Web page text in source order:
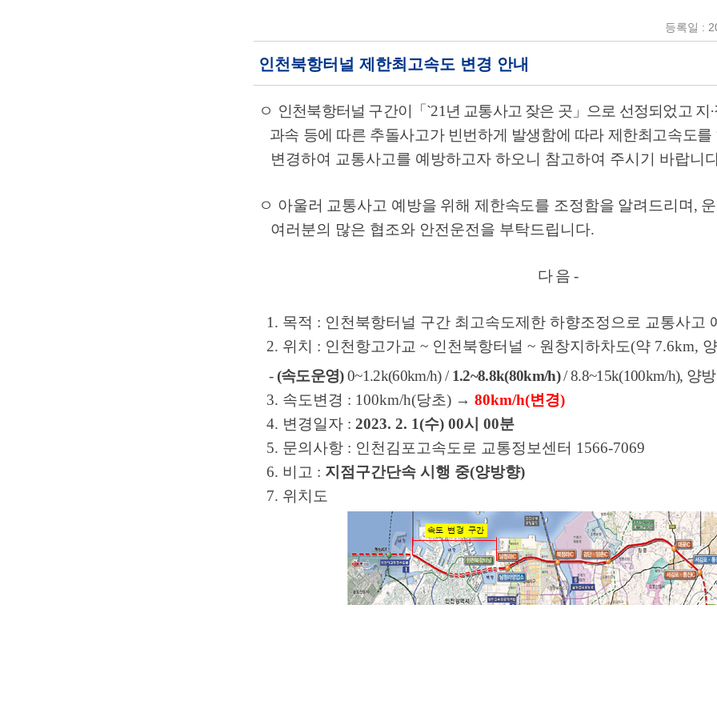
등록일 :
인천북항터널 제한최고속도 변경 안내
ㅇ 인천북항터널 구간이 「 `21 년 교통사고 잦은 곳 」 으로 선정되었고 지 ·
과속 등에 따른 추돌사고가 빈번하게 발생함에 따라 제한최고속도를
변경하여 교통사고를 예방하고자 하오니 참고하여 주시기 바랍니
ㅇ 아울러 교통사고 예방을 위해 제한속도를 조정함을 알려드리며 ,
여러분의 많은 협조와 안전운전을 부탁드립니다.
다 음 -
1. 목적 : 인천북항터널 구간 최고속도제한 하향조정으로 교통사고
2. 위치 : 인천항고가교 ~ 인천북항터널 ~ 원창지하차도(약 7.6km,
-(속도운영) 0~1.2k(60km/h) / 1.2~8.8k(80km/h) / 8.8~15k(100km/h), 양
3. 속도변경 : 100km/h(당초) → 80km/h(변경)
4. 변경일자 : 2023. 2. 1(수) 00시 00분
5. 문의사항 : 인천김포고속도로 교통정보센터 1566-7069
6. 비고 : 지점 구간단속 시행 중(양방향)
7. 위치도